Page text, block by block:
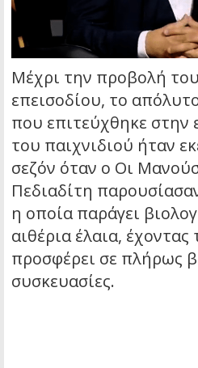
Μέχρι την προβολή
επεισοδίου, το
που επιτεύχθηκε στην
του παιχνιδιού ήταν
σεζόν όταν ο Οι
Πεδιαδίτη
η οποία παράγει
αιθέρια έλαια, έχοντας
προσφέρει σε πλήρως
συσκευασίες.